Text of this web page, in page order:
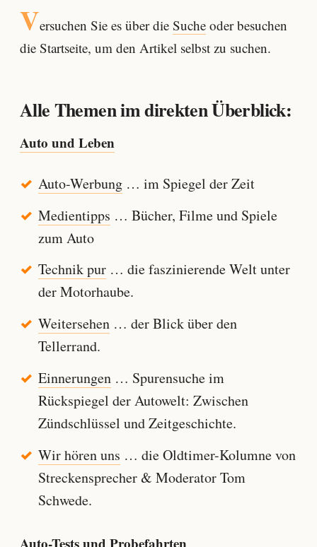
Versuchen Sie es über die Sucheoder besuchen
die Startseite, um den Artikel selbst zu suchen.
Alle Themen im direkten Überblick:
Auto und Leben
Auto-Werbung… im Spiegel der Zeit
Medientipps … Bücher, Filme und Spiele
zum Auto
Technik pur… die faszinierende Welt unter
der Motorhaube.
Weitersehen… der Blick über den
Tellerrand.
Einnerungen… Spurensuche im
Rückspiegel der Autowelt: Zwischen
Zündschlüssel und Zeitgeschichte.
Wir hören uns … die Oldtimer-Kolumne von
Streckensprecher & Moderator Tom
Schwede.
Auto-Tests und Probefahrten